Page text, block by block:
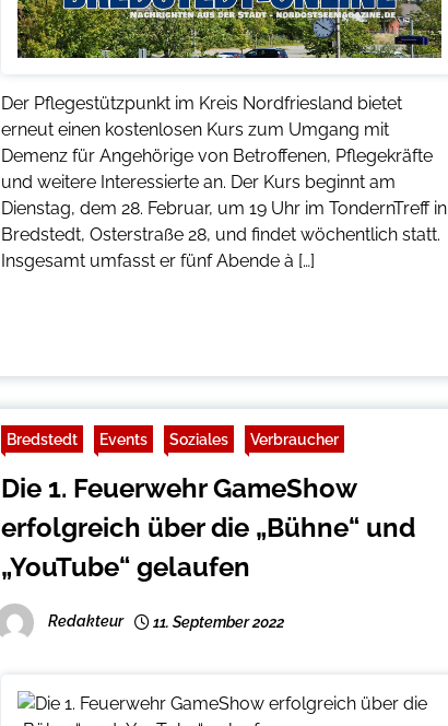
Der Pflegestützpunkt im Kreis Nordfriesland bietet
erneut einen kostenlosen Kurs zum Umgang mit
Demenz für Angehörige von Betroffenen, Pflegekräfte
und weitere Interessierte an. Der Kurs beginnt am
Dienstag, dem 28. Februar, um 19 Uhr im TondernTreff in
Bredstedt, Osterstraße 28, und findet wöchentlich statt.
Insgesamt umfasst er fünf Abende à […]
Bredstedt Events Soziales Verbraucher
Die 1. Feuerwehr GameShow
erfolgreich über die „Bühne“ und
„YouTube“ gelaufen
Redakteur 11. September 2022